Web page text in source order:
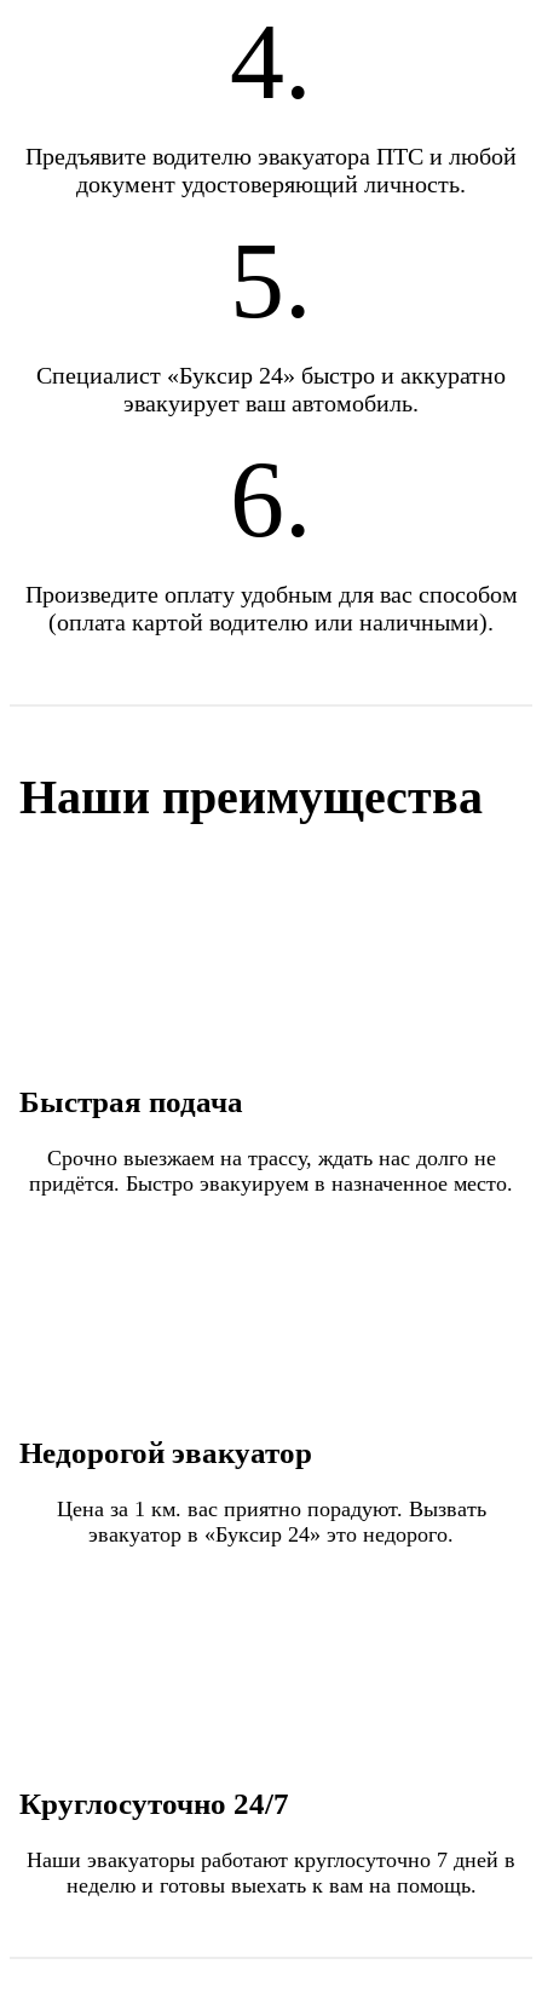
4.
Предъявите водителю эвакуатора ПТС и любой
документ удостоверяющий личность.
5.
Специалист «Буксир 24» быстро и аккуратно
эвакуирует ваш автомобиль.
6.
Произведите оплату удобным для вас способом
(оплата картой водителю или наличными).
Наши преимущества
Быстрая подача
Срочно выезжаем на трассу, ждать нас долго не
придётся. Быстро эвакуируем в назначенное место.
Недорогой эвакуатор
Цена за 1 км. вас приятно порадуют. Вызвать
эвакуатор в «Буксир 24» это недорого.
Круглосуточно 24/7
Наши эвакуаторы работают круглосуточно 7 дней в
неделю и готовы выехать к вам на помощь.